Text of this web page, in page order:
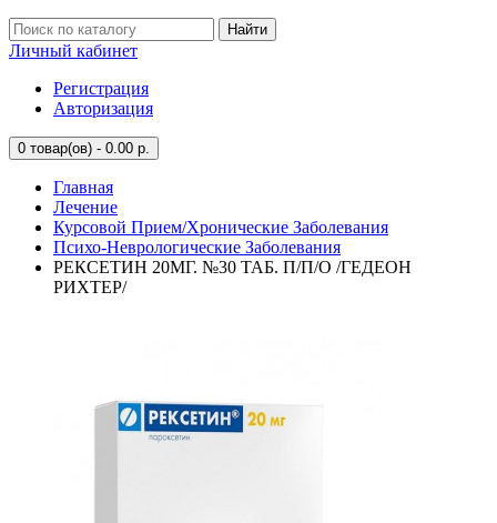
Найти
Личный кабинет
Регистрация
Авторизация
0 товар(ов) - 0.00 р.
Главная
Лечение
Курсовой Прием/Хронические Заболевания
Психо-Неврологические Заболевания
РЕКСЕТИН 20МГ. №30 ТАБ. П/П/О /ГЕДЕОН
РИХТЕР/